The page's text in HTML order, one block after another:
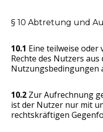
§ 10 Abtretung und
10.1 Eine teilweise
Rechte des Nutzers aus
Nutzungsbedingungen
10.2 Zur Aufrechnung
ist der Nutzer nur mit
rechtskräftigen